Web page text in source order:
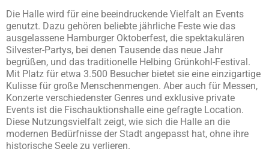
Die Halle wird für eine beeindruckende Vielfalt an Events
genutzt. Dazu gehören beliebte jährliche Feste wie das
ausgelassene Hamburger Oktoberfest, die spektakulären
Silvester-Partys, bei denen Tausende das neue Jahr
begrüßen, und das traditionelle Helbing Grünkohl-Festival.
Mit Platz für etwa 3.500 Besucher bietet sie eine einzigartige
Kulisse für große Menschenmengen. Aber auch für Messen,
Konzerte verschiedenster Genres und exklusive private
Events ist die Fischauktionshalle eine gefragte Location.
Diese Nutzungsvielfalt zeigt, wie sich die Halle an die
modernen Bedürfnisse der Stadt angepasst hat, ohne ihre
historische Seele zu verlieren.